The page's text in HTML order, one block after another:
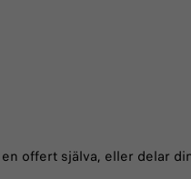
offert själva, eller delar